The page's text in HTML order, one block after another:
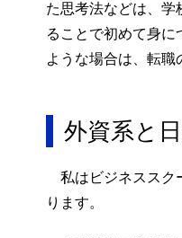
た思考法などは、学
ることで初めて身
ような場合は、転職
外資系と
私はビジネススク
ります。